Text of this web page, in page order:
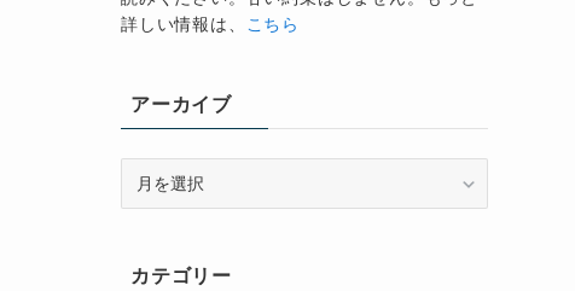
詳しい情報は、 こちら
アーカイブ
ブカテゴリー